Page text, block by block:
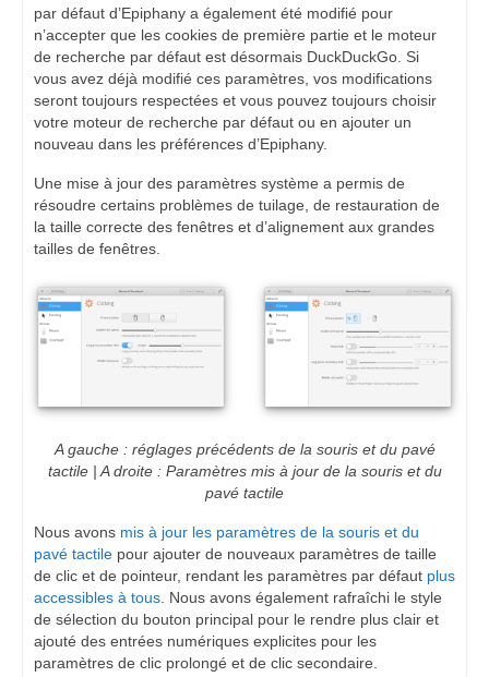
par défaut d’Epiphany a également été modifié pour
n’accepter que les cookies de première partie et le moteur
de recherche par défaut est désormais DuckDuckGo. Si
vous avez déjà modifié ces paramètres, vos modifications
seront toujours respectées et vous pouvez toujours choisir
votre moteur de recherche par défaut ou en ajouter un
nouveau dans les préférences d’Epiphany.
Une mise à jour des paramètres système a permis de
résoudre certains problèmes de tuilage, de restauration de
la taille correcte des fenêtres et d’alignement aux grandes
tailles de fenêtres.
A gauche : réglages précédents de la souris et du pavé
tactile | A droite : Paramètres mis à jour de la souris et du
pavé tactile
Nous avons mis à jour les paramètres de la souris et du
pavé tactile pour ajouter de nouveaux paramètres de taille
de clic et de pointeur, rendant les paramètres par défaut plus
accessibles à tous . Nous avons également rafraîchi le style
de sélection du bouton principal pour le rendre plus clair et
ajouté des entrées numériques explicites pour les
paramètres de clic prolongé et de clic secondaire.